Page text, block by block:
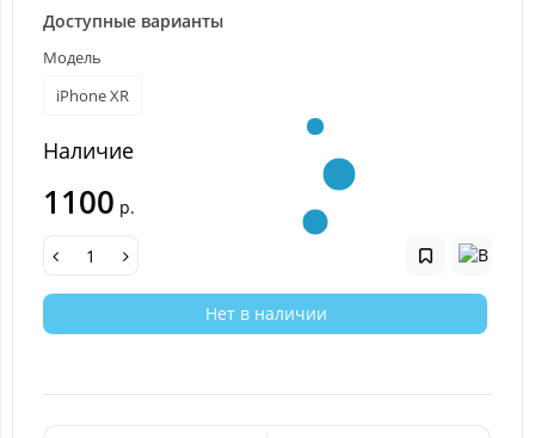
Доступные варианты
Модель
iPhone XR
Наличие
1100 р.
Нет в наличии